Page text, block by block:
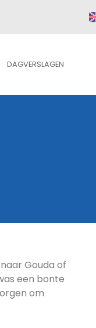
DAGVERSLAGEN
Gouda of
een bonte
om